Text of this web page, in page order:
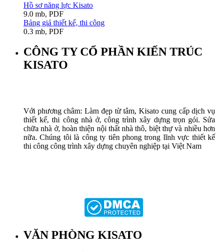
Hồ sơ năng lực Kisato
9.0 mb, PDF
Bảng giá thiết kế, thi công
0.3 mb, PDF
CÔNG TY CỔ PHẦN KIẾN TRÚC
KISATO
Với phương châm: Làm đẹp từ tâm, Kisato cung cấp dịch vụ
thiết kế, thi công nhà ở, công trình xây dựng trọn gói. Sửa
chữa nhà ở, hoàn thiện nội thất nhà thô, biệt thự và nhiều hơn
nữa. Chúng tôi là công ty tiên phong trong lĩnh vực thiết kế
thi công công trình xây dựng chuyên nghiệp tại Việt Nam
VĂN PHÒNG KISATO